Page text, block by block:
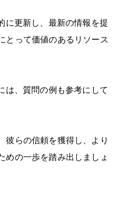
に更新し、最新の情報を提
とって価値のあるリソース
は、質問の例も参考にして
彼らの信頼を獲得し、より
めの一歩を踏み出しましょ